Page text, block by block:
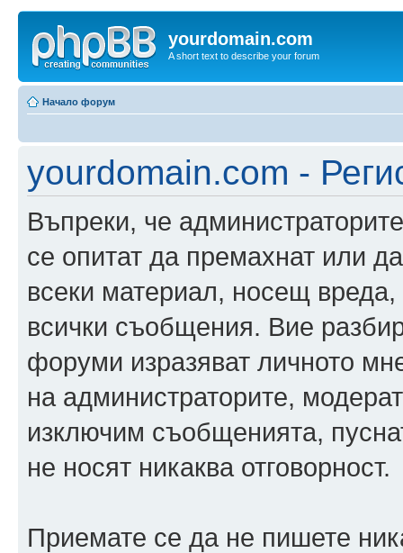
yourdomain.com
A short text to describe your forum
Начало форум
yourdomain.com -
Въпреки, че
се опитат да премахнат или
всеки материал, носещ
всички съобщения. Вие
форуми изразяват личното
на администраторите,
изключим съобщенията,
не носят никаква отговорност.
Приемате се да не пишете